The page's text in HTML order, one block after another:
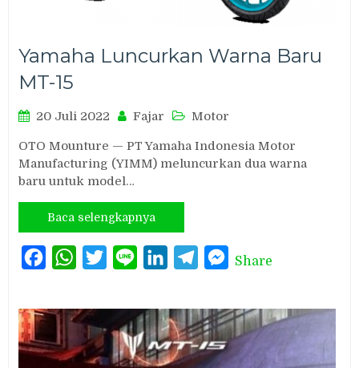
Yamaha Luncurkan Warna Baru
MT-15
20 Juli 2022 Fajar Motor
OTO Mounture — PT Yamaha Indonesia Motor
Manufacturing (YIMM) meluncurkan dua warna
baru untuk model…
Baca selengkapnya
FacebookWhatsAppTwitterLine LinkedInTelegramMessenger
Share